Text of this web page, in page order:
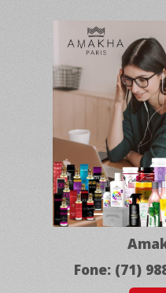
Fone: (71)